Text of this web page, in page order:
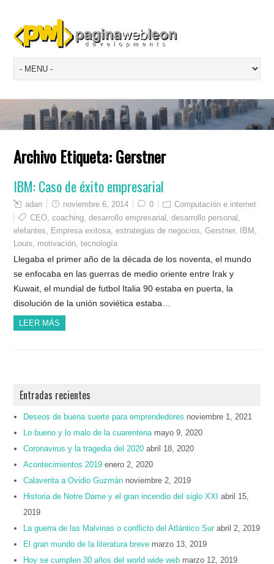
Archivo Etiqueta:Gerstner
IBM: Caso de éxito empresarial
adan noviembre 6, 2014 0
Computación e internet
CEO ,coaching ,desarrollo empresarial ,desarrollo personal
elefantes
Empresa exitosa ,estrategias de negocios ,Gerstner, IBM
Louis
motivación ,tecnología
Llegaba el primer año de la década de los noventa, el mundo
se enfocaba en las guerras de medio oriente entre Irak y
Kuwait, el mundial de futbol Italia 90 estaba en puerta, la
disolución de la unión soviética estaba…
LEER MÁS
Entradas recientes
Deseos de buena suerte para emprendedores noviembre 1, 2021
Lo bueno y lo malo de la cuarentena mayo 9, 2020
Coronavirus y la tragedia del 2020 abril 18, 2020
Acontecimientos 2019 enero 2, 2020
Calaverita a Ovidio Guzmán noviembre 2, 2019
Historia de Notre Dame y el gran incendio del siglo XXI
abril 15,
2019
La guerra de las Malvinas o conflicto del Atlántico Sur abril 2, 2019
El gran mundo de la literatura breve marzo 13, 2019
Hoy se cumplen 30 años del world wide web marzo 12, 2019